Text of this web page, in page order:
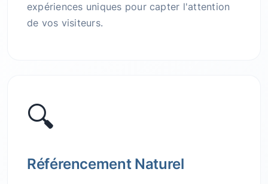
expériences uniques pour capter l'attention
de vos visiteurs.
🔍
Référencement Naturel